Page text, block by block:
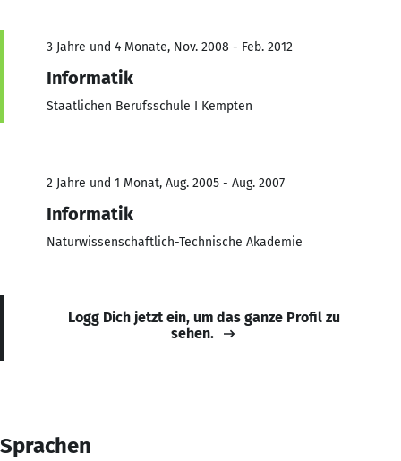
3 Jahre und 4 Monate, Nov. 2008 - Feb. 2012
Informatik
Staatlichen Berufsschule I Kempten
2 Jahre und 1 Monat, Aug. 2005 - Aug. 2007
Informatik
Naturwissenschaftlich-Technische Akademie
Logg Dich jetzt ein, um das ganze Profil zu
sehen.
Sprachen